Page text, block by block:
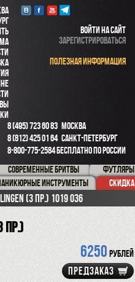
ВОЙТИ НА САЙТ
ЗАРЕГИСТРИРОВАТЬСЯ
ПОЛЕЗНАЯ ИНФОРМАЦИЯ
8 (495) 723 60 83 МОСКВА
8 (812) 425 01 64САНКТ-ПЕТЕРБУРГ
8-800-775-2584БЕСПЛАТНО ПО РОССИИ
СОВРЕМЕННЫЕ БРИТВЫ
ФУТЛЯРЫ
ИНСТРУМЕНТЫ СКИДКА
(3 пр.) 1019 036
пр.)
6250 рублей
ПРЕДЗАКАЗ